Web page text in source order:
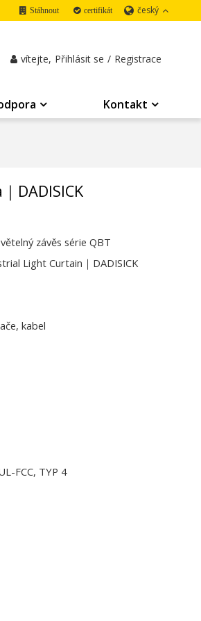
Stáhnout certifikát český
vítejte, Přihlásit se / Registrace
Kontakt
DADISICK
závěs série QBT
Light Curtain｜DADISICK
kabel
FCC, TYP 4